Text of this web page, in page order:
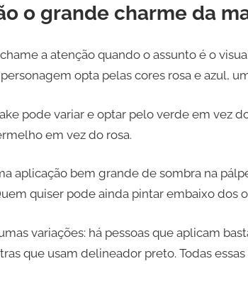
o grande charme da
a atenção quando o assunto é o
opta pelas cores rosa e azul,
pode variar e optar pelo verde em vez
em vez do rosa.
aplicação bem grande de sombra na
quiser pode ainda pintar embaixo dos
variações: há pessoas que aplicam
que usam delineador preto. Todas